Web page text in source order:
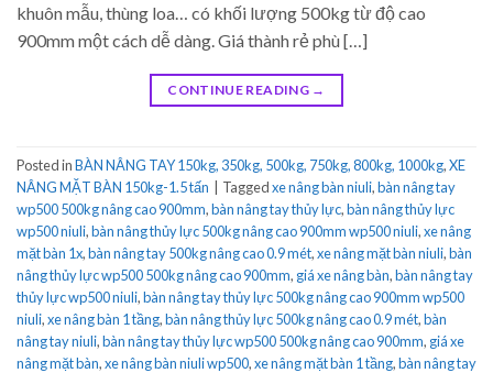
khuôn mẫu, thùng loa… có khối lượng 500kg từ độ cao
900mm một cách dễ dàng. Giá thành rẻ phù […]
CONTINUE READING →
Posted inBÀN NÂNG TAY 150kg, 350kg, 500kg, 750kg, 800kg, 1000kg,XE
NÂNG MẶT BÀN 150kg-1.5 tấn
Taggedxe nâng bàn niuli,bàn nâng tay
wp500 500kg nâng cao 900mm,bàn nâng tay thủy lực,bàn nâng thủy lực
wp500 niuli,bàn nâng thủy lực 500kg nâng cao 900mm wp500 niuli,xe nâng
mặt bàn 1x,bàn nâng tay 500kg nâng cao 0.9 mét,xe nâng mặt bàn niuli,bàn
nâng thủy lực wp500 500kg nâng cao 900mm, giá xe nâng bàn,bàn nâng tay
thủy lực wp500 niuli,bàn nâng tay thủy lực 500kg nâng cao 900mm wp500
niuli,xe nâng bàn 1 tầng,bàn nâng thủy lực 500kg nâng cao 0.9 mét,bàn
nâng tay niuli,bàn nâng tay thủy lực wp500 500kg nâng cao 900mm, giá xe
nâng mặt bàn,xe nâng bàn niuli wp500,xe nâng mặt bàn 1 tầng,bàn nâng tay